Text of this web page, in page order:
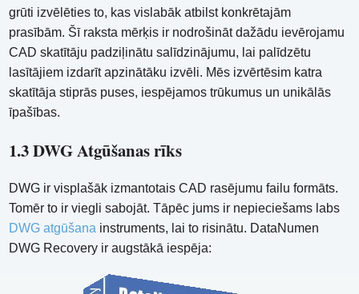
grūti izvēlēties to, kas vislabāk atbilst konkrētajām
prasībām. Šī raksta mērķis ir nodrošināt dažādu ievērojamu
CAD skatītāju padziļinātu salīdzinājumu, lai palīdzētu
lasītājiem izdarīt apzinātāku izvēli. Mēs izvērtēsim katra
skatītāja stiprās puses, iespējamos trūkumus un unikālās
īpašības.
1.3 DWG Atgūšanas rīks
DWG ir visplašāk izmantotais CAD rasējumu failu formāts.
Tomēr to ir viegli sabojāt. Tāpēc jums ir nepieciešams labs
DWG atgūšana instruments, lai to risinātu. DataNumen
DWG Recovery ir augstākā iespēja: